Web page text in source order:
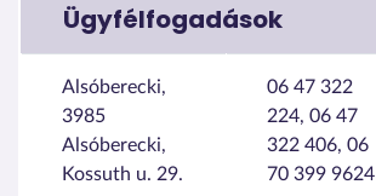
Ügyfélfogadások
Alsóberecki,
3985
Alsóberecki,
Kossuth u. 29.
06 47 322
224, 06 47
322 406, 06
70 399 9624